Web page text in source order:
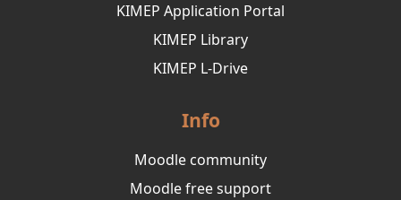
KIMEP Application Portal
KIMEP Library
KIMEP L-Drive
Info
Moodle community
Moodle free support